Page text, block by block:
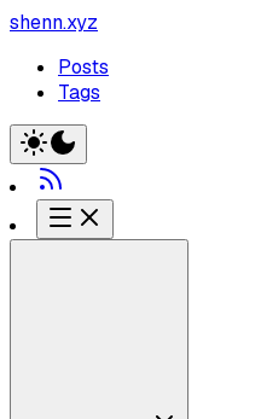
shenn.xyz
Posts
Tags